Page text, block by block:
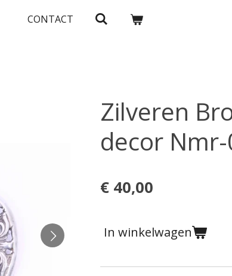
CONTACT
Zilveren
decor
€ 40,00
In winkelwagen